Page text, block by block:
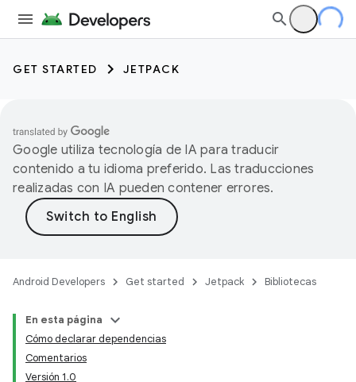
GET STARTED JETPACK
Google utiliza tecnología de IA para traducir
contenido a tu idioma preferido. Las traducciones
realizadas con IA pueden contener errores.
Android Developers Get started Jetpack Bibliotecas
En esta página
Cómo declarar dependencias
Comentarios
Versión 1.0